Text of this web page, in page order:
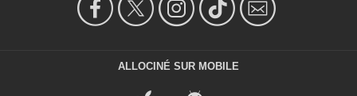
ALLOCINÉ SUR MOBILE